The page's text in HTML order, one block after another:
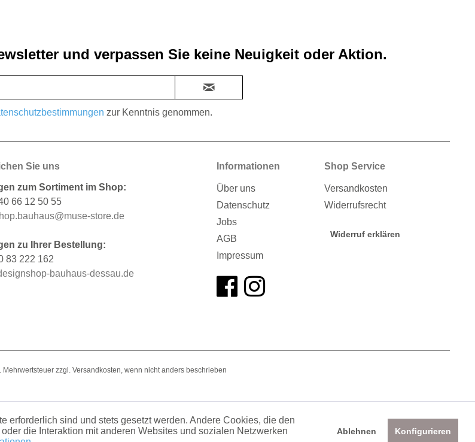
und verpassen Sie keine Neuigkeit oder Aktion.
zur Kenntnis genommen.
Sie uns
zum Sortiment im Shop:
66 12 50 55
store.de
zu Ihrer Bestellung:
83 222 162
bauhaus-dessau.de
Informationen
Über uns
Datenschutz
Jobs
AGB
Impressum
Shop Service
Versandkosten
Widerrufsrecht
Widerruf erklären
Mehrwertsteuer zzgl. Versandkosten, wenn nicht anders beschrieben
erforderlich sind und stets gesetzt werden. Andere Cookies, die den
die Interaktion mit anderen Websites und sozialen Netzwerken
Ablehnen Konfigurieren